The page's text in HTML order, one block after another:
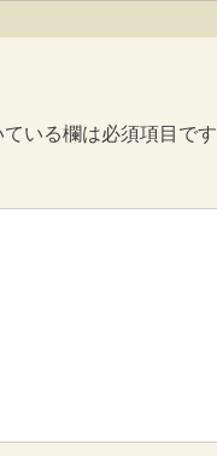
ている欄は必須項目です